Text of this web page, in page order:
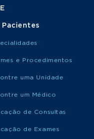
Pacientes
e Procedimentos
uma Unidade
um Médico
de Consultas
de Exames